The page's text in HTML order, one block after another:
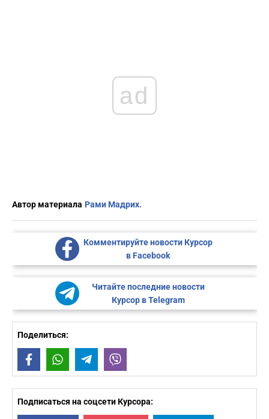
ad
Автор материала Рами Мадрих.
Комментируйте новости Курсор
в Facebook
Читайте последние новости
Курсор в Telegram
Поделиться:
FacebookWhatsAppTelegram
Подписаться на соцсети Курсора: